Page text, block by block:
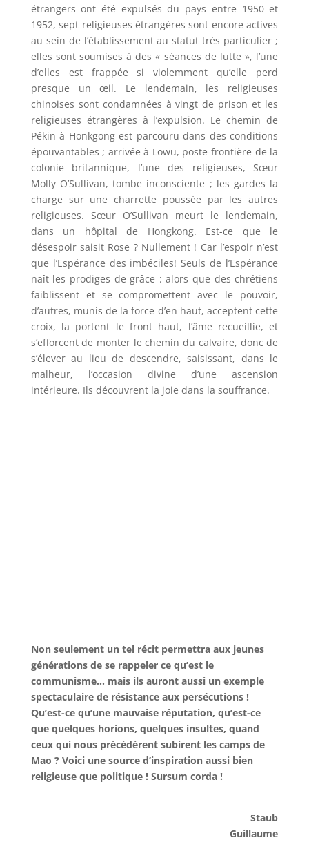
étrangers ont été expulsés du pays entre 1950 et
1952, sept religieuses étrangères sont encore actives
au sein de l’établissement au statut très particulier ;
elles sont soumises à des « séances de lutte », l’une
d’elles est frappée si violemment qu’elle perd
presque un œil. Le lendemain, les religieuses
chinoises sont condamnées à vingt de prison et les
religieuses étrangères à l’expulsion. Le chemin de
Pékin à Honkgong est parcouru dans des conditions
épouvantables ; arrivée à Lowu, poste-frontière de la
colonie britannique, l’une des religieuses, Sœur
Molly O’Sullivan, tombe inconsciente ; les gardes la
charge sur une charrette poussée par les autres
religieuses. Sœur O’Sullivan meurt le lendemain,
dans un hôpital de Hongkong. Est-ce que le
désespoir saisit Rose ? Nullement ! Car l’espoir n’est
que l’Espérance des imbéciles! Seuls de l’Espérance
naît les prodiges de grâce : alors que des chrétiens
faiblissent et se compromettent avec le pouvoir,
d’autres, munis de la force d’en haut, acceptent cette
croix, la portent le front haut, l’âme recueillie, et
s’efforcent de monter le chemin du calvaire, donc de
s’élever au lieu de descendre, saisissant, dans le
malheur, l’occasion divine d’une ascension
intérieure. Ils découvrent la joie dans la souffrance.
Non seulement un tel récit permettra aux jeunes
générations de se rappeler ce qu’est le
communisme… mais ils auront aussi un exemple
spectaculaire de résistance aux persécutions !
Qu’est-ce qu’une mauvaise réputation, qu’est-ce
que quelques horions, quelques insultes, quand
ceux qui nous précédèrent subirent les camps de
Mao ? Voici une source d’inspiration aussi bien
religieuse que politique ! Sursum corda !
Staub
Guillaume